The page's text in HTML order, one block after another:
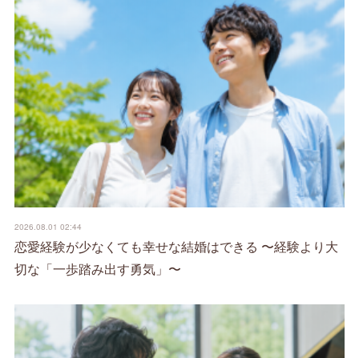
2026.08.01 02:44
恋愛経験が少なくても幸せな結婚はできる 〜経験より大
切な「一歩踏み出す勇気」〜